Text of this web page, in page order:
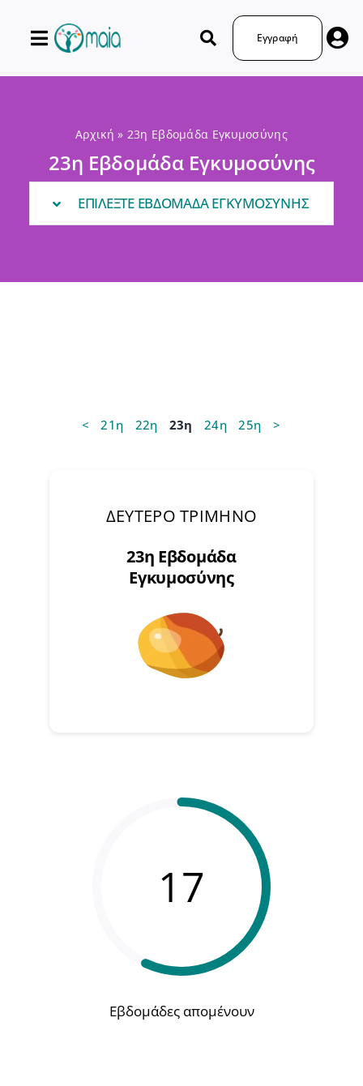
Εγγραφή
Αρχική » 23η Εβδομάδα Εγκυμοσύνης
23η Εβδομάδα Εγκυμοσύνης
ΕΠΙΛΕΞΤΕ ΕΒΔΟΜΑΔΑ ΕΓΚΥΜΟΣΥΝΗΣ
< 21η 22η 23η 24η 25η >
ΔΕΥΤΕΡΟ ΤΡΙΜΗΝΟ
23η Εβδομάδα
Εγκυμοσύνης
17
Εβδομάδες απομένουν